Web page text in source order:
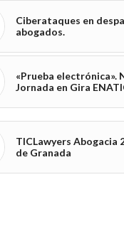
Ciberataques en
abogados.
«Prueba electrónica».
Jornada en Gira
TICLawyers Abogacia
de Granada